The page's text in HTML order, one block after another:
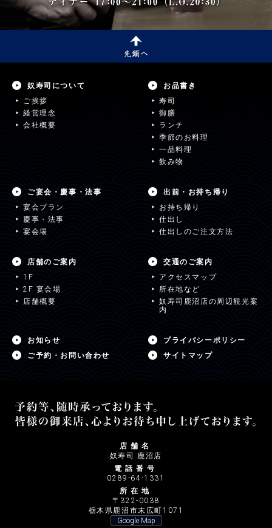
奴寿司について
ご挨拶
経営理念
会社概要
お品書き
寿司
御膳
ランチ
季節のお料理
一品料理
飲み物
ご宴会・慶事・法事
宴会プラン
慶事・法事
宴会場
出前・お持ち帰り
お持ち帰り
仕出し
仕出しのご注文方法
店舗のご案内
1F
2F 宴会場
店舗概要
交通のご案内
アクセスマップ
所在地など
奴寿司鹿沼店の周辺観光案
内
お知らせ
ご予約・お問い合わせ
プライバシーポリシー
サイトマップ
店舗名
奴寿司 鹿沼店
電話番号
0289-64-1331
所在地
〒322-0038
栃木県鹿沼市末広町1071
Google Map